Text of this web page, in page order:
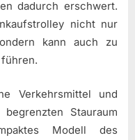
dadurch erschwert.
nicht nur
kann auch zu
Verkehrsmittel und
Stauraum
Modell des